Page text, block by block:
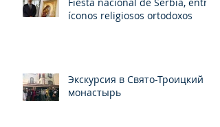
íconos religiosos ortodoxos
Экскурсия в Свято-Троицкий
монастырь